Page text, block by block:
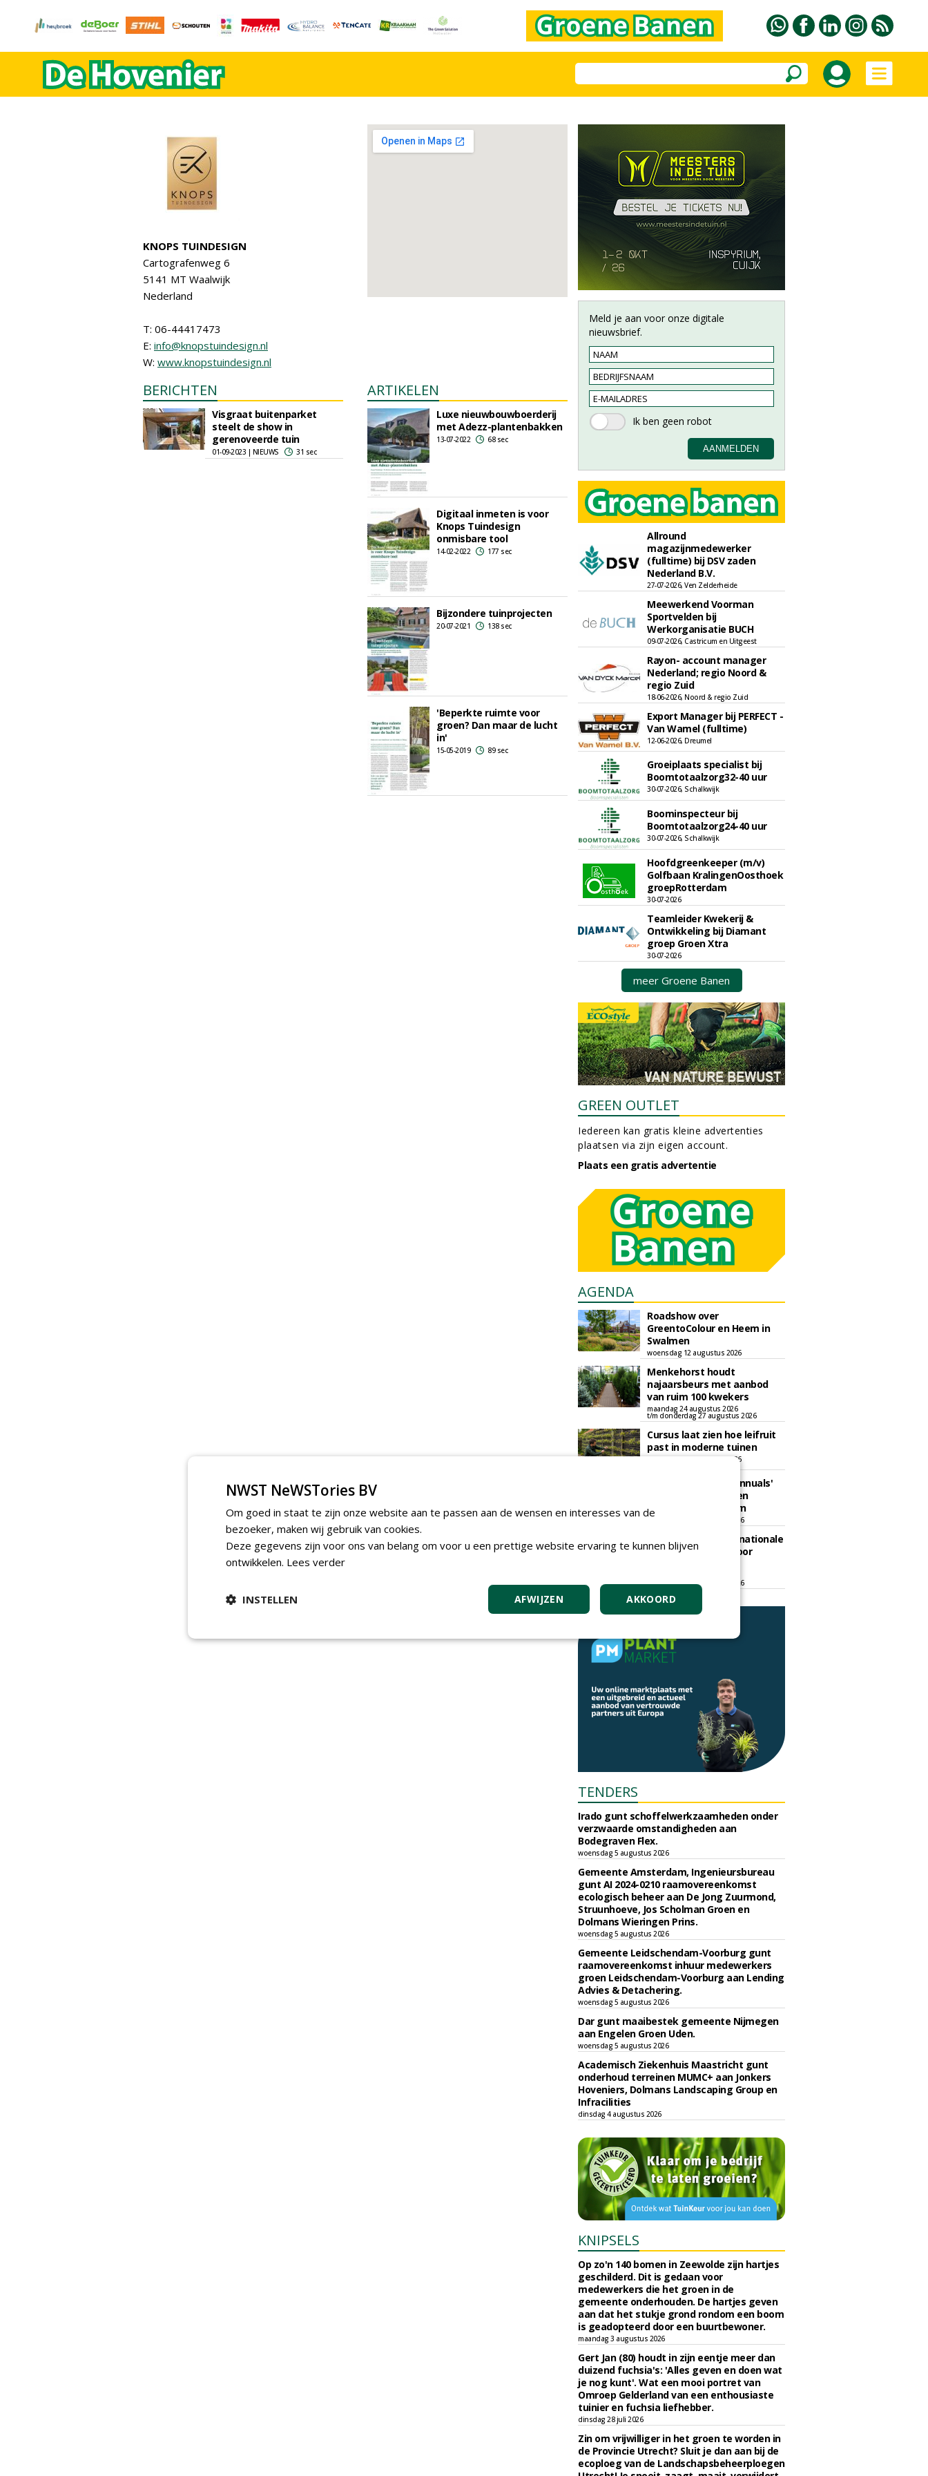
KNOPS TUINDESIGN
Cartografenweg 6
5141 MT Waalwijk
Nederland
T: 06-44417473
E: info@knopstuindesign.nl
W: www.knopstuindesign.nl
BERICHTEN
Visgraat buitenparket
steelt de show in
gerenoveerde tuin
01-09-2023 | NIEUWS 31 sec
ARTIKELEN
Luxe nieuwbouwboerderij
met Adezz-plantenbakken
13-07-2022 68 sec
Digitaal inmeten is voor
Knops Tuindesign
onmisbare tool
14-02-2022 177 sec
Bijzondere tuinprojecten
20-07-2021 138 sec
'Beperkte ruimte voor
groen? Dan maar de lucht
in'
15-05-2019 89 sec
Meld je aan voor onze digitale
nieuwsbrief.
Allround
magazijnmedewerker
(fulltime) bij DSV zaden
Nederland B.V.
27-07-2026, Ven Zelderheide
Meewerkend Voorman
Sportvelden bij
Werkorganisatie BUCH
09-07-2026, Castricum en Uitgeest
Rayon- account manager
Nederland; regio Noord &
regio Zuid
18-06-2026, Noord & regio Zuid
Export Manager bij PERFECT -
Van Wamel (fulltime)
12-06-2026, Dreumel
Groeiplaats specialist bij
Boomtotaalzorg32-40 uur
30-07-2026, Schalkwijk
Boominspecteur bij
Boomtotaalzorg24-40 uur
30-07-2026, Schalkwijk
Hoofdgreenkeeper (m/v)
Golfbaan KralingenOosthoek
groepRotterdam
30-07-2026
Teamleider Kwekerij &
Ontwikkeling bij Diamant
groep Groen Xtra
30-07-2026
meer Groene Banen
GREEN OUTLET
Iedereen kan gratis kleine advertenties
plaatsen via zijn eigen account.
Plaats een gratis advertentie
AGENDA
Roadshow over
GreentoColour en Heem in
Swalmen
woensdag 12 augustus 2026
Menkehorst houdt
najaarsbeurs met aanbod
van ruim 100 kwekers
maandag 24 augustus 2026
t/m donderdag 27 augustus 2026
Cursus laat zien hoe leifruit
past in moderne tuinen
woensdag 26 augustus 2026
Vakdag 'All About Annuals'
zet eenjarige planten
centraal in Appeltern
donderdag 27 augustus 2026
GaLaBau 2026: internationale
ontmoetingsplek voor
t/m vrijdag 18 september 2026
TENDERS
Irado gunt schoffelwerkzaamheden onder
verzwaarde omstandigheden aan
Bodegraven Flex.
woensdag 5 augustus 2026
Gemeente Amsterdam, Ingenieursbureau
gunt AI 2024-0210 raamovereenkomst
ecologisch beheer aan De Jong Zuurmond,
Struunhoeve, Jos Scholman Groen en
Dolmans Wieringen Prins.
woensdag 5 augustus 2026
Gemeente Leidschendam-Voorburg gunt
raamovereenkomst inhuur medewerkers
groen Leidschendam-Voorburg aan Lending
Advies & Detachering.
woensdag 5 augustus 2026
Dar gunt maaibestek gemeente Nijmegen
aan Engelen Groen Uden.
woensdag 5 augustus 2026
Academisch Ziekenhuis Maastricht gunt
onderhoud terreinen MUMC+ aan Jonkers
Hoveniers, Dolmans Landscaping Group en
Infracilities
dinsdag 4 augustus 2026
KNIPSELS
Op zo'n 140 bomen in Zeewolde zijn hartjes
geschilderd. Dit is gedaan voor
medewerkers die het groen in de
gemeente onderhouden. De hartjes geven
aan dat het stukje grond rondom een boom
is geadopteerd door een buurtbewoner.
maandag 3 augustus 2026
Gert Jan (80) houdt in zijn eentje meer dan
duizend fuchsia's: 'Alles geven en doen wat
je nog kunt'. Wat een mooi portret van
Omroep Gelderland van een enthousiaste
tuinier en fuchsia liefhebber.
dinsdag 28 juli 2026
Zin om vrijwilliger in het groen te worden in
de Provincie Utrecht? Sluit je dan aan bij de
ecoploeg van de Landschapsbeheerploegen
NWST NeWSTories BV
Om goed in staat te zijn onze website aan te passen aan de wensen en interesses van de
bezoeker, maken wij gebruik van cookies.
Deze gegevens zijn voor ons van belang om voor u een prettige website ervaring te kunnen blijven
ontwikkelen. Lees verder
AKKOORD
AFWIJZEN
INSTELLEN